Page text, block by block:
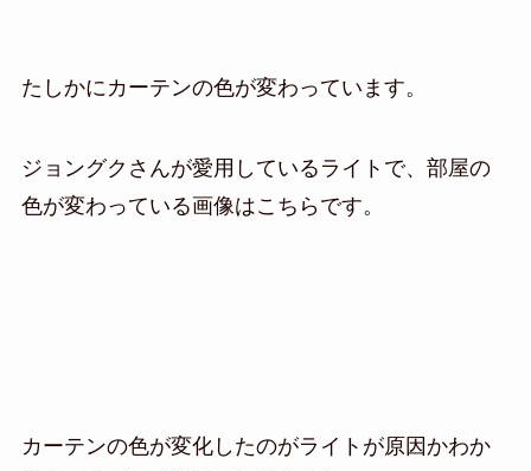
たしかにカーテンの色が変わっています。
ジョングクさんが愛用しているライトで、部屋の
色が変わっている画像はこちらです。
カーテンの色が変化したのがライトが原因かわか